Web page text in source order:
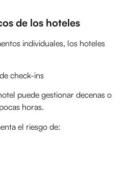
de los hoteles
individuales, los hoteles
check-ins
puede gestionar decenas o
horas.
el riesgo de: